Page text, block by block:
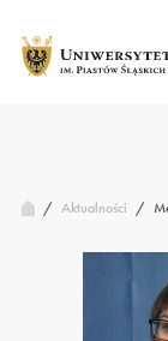
treści
strony
/ Aktualności /